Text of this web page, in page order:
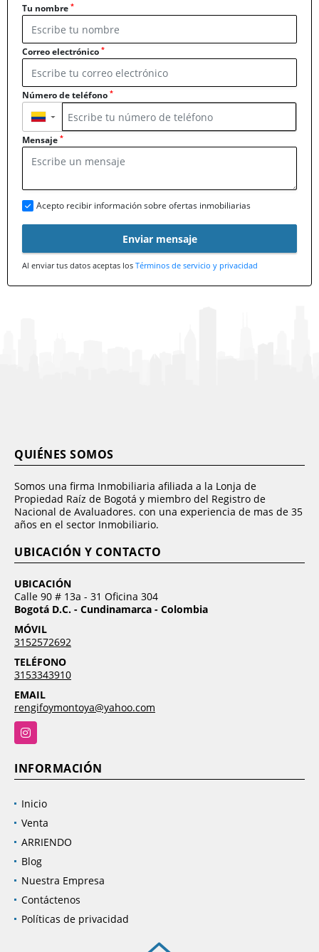
Tu nombre *
Correo electrónico *
Número de teléfono *
▼
Mensaje *
Acepto recibir información sobre ofertas inmobiliarias
Enviar mensaje
Al enviar tus datos aceptas los Términos de servicio y privacidad
QUIÉNES SOMOS
Somos una firma Inmobiliaria afiliada a la Lonja de
Propiedad Raíz de Bogotá y miembro del Registro de
Nacional de Avaluadores. con una experiencia de mas de 35
años en el sector Inmobiliario.
UBICACIÓN Y CONTACTO
UBICACIÓN
Calle 90 # 13a - 31 Oficina 304
Bogotá D.C. - Cundinamarca - Colombia
MÓVIL
3152572692
TELÉFONO
3153343910
EMAIL
rengifoymontoya@yahoo.com
Instagram
INFORMACIÓN
Inicio
Venta
ARRIENDO
Blog
Nuestra Empresa
Contáctenos
Políticas de privacidad